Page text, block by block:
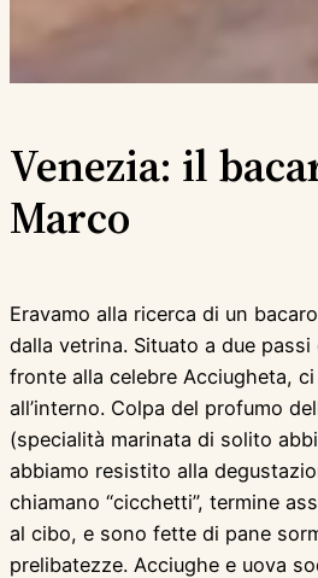
Venezia: il
Marco
Eravamo alla ricerca di un
dalla vetrina. Situato a due passi
fronte alla celebre Acciugheta,
all’interno. Colpa del profumo
(specialità marinata di solito
abbiamo resistito alla
chiamano “cicchetti”, termine
al cibo, e sono fette di pane
prelibatezze. Acciughe e uova